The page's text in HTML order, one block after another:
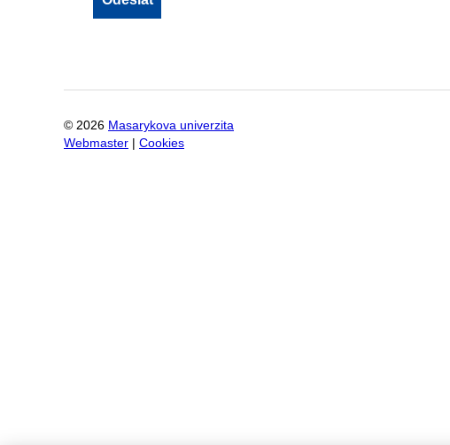
© 2026 Masarykova univerzita
Webmaster
Cookies